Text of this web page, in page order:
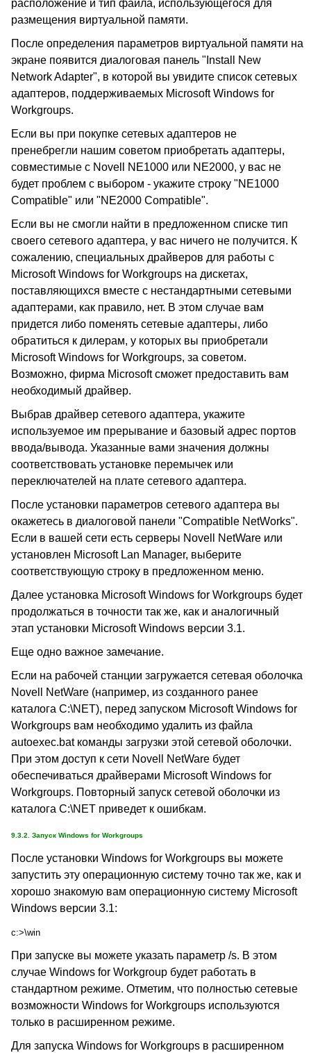
расположение и тип файла, использующегося для
размещения виртуальной памяти.
После определения параметров виртуальной памяти на
экране появится диалоговая панель "Install New
Network Adapter", в которой вы увидите список сетевых
адаптеров, поддерживаемых Microsoft Windows for
Workgroups.
Если вы при покупке сетевых адаптеров не
пренебрегли нашим советом приобретать адаптеры,
совместимые с Novell NE1000 или NE2000, у вас не
будет проблем с выбором - укажите строку "NE1000
Compatible" или "NE2000 Compatible".
Если вы не смогли найти в предложенном списке тип
своего сетевого адаптера, у вас ничего не получится. К
сожалению, специальных драйверов для работы с
Microsoft Windows for Workgroups на дискетах,
поставляющихся вместе с нестандартными сетевыми
адаптерами, как правило, нет. В этом случае вам
придется либо поменять сетевые адаптеры, либо
обратиться к дилерам, у которых вы приобретали
Microsoft Windows for Workgroups, за советом.
Возможно, фирма Microsoft сможет предоставить вам
необходимый драйвер.
Выбрав драйвер сетевого адаптера, укажите
используемое им прерывание и базовый адрес портов
ввода/вывода. Указанные вами значения должны
соответствовать установке перемычек или
переключателей на плате сетевого адаптера.
После установки параметров сетевого адаптера вы
окажетесь в диалоговой панели "Compatible NetWorks".
Если в вашей сети есть серверы Novell NetWare или
установлен Microsoft Lan Manager, выберите
соответствующую строку в предложенном меню.
Далее установка Microsoft Windows for Workgroups будет
продолжаться в точности так же, как и аналогичный
этап установки Microsoft Windows версии 3.1.
Еще одно важное замечание.
Если на рабочей станции загружается сетевая оболочка
Novell NetWare (например, из созданного ранее
каталога C:\NET), перед запуском Microsoft Windows for
Workgroups вам необходимо удалить из файла
autoexec.bat команды загрузки этой сетевой оболочки.
При этом доступ к сети Novell NetWare будет
обеспечиваться драйверами Microsoft Windows for
Workgroups. Повторный запуск сетевой оболочки из
каталога C:\NET приведет к ошибкам.
9.3.2. Запуск Windows for Workgroups
После установки Windows for Workgroups вы можете
запустить эту операционную систему точно так же, как и
хорошо знакомую вам операционную систему Microsoft
Windows версии 3.1:
c:>\win
При запуске вы можете указать параметр /s. В этом
случае Windows for Workgroup будет работать в
стандартном режиме. Отметим, что полностью сетевые
возможности Windows for Workgroups используются
только в расширенном режиме.
Для запуска Windows for Workgroups в расширенном